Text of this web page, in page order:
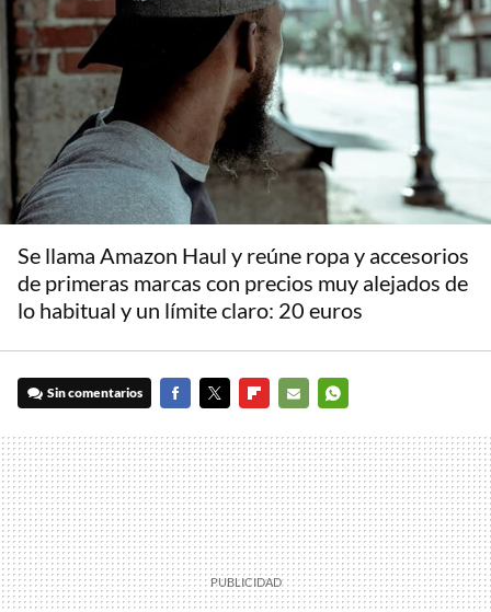
Se llama Amazon Haul y reúne ropa y accesorios
de primeras marcas con precios muy alejados de
lo habitual y un límite claro: 20 euros
Sin comentarios
MAIL